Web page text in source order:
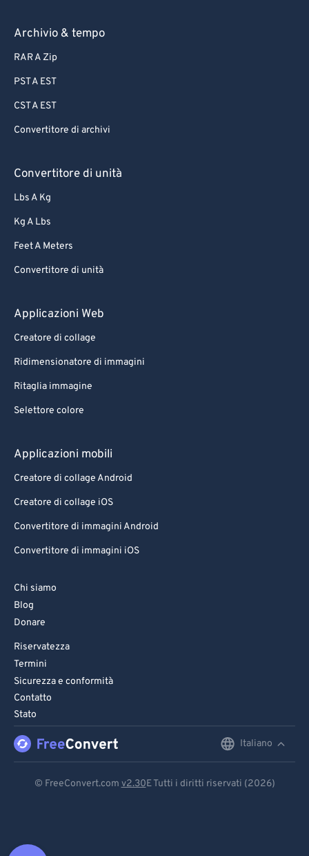
Archivio & tempo
RAR A Zip
PST A EST
CST A EST
Convertitore di archivi
Convertitore di unità
Lbs A Kg
Kg A Lbs
Feet A Meters
Convertitore di unità
Applicazioni Web
Creatore di collage
Ridimensionatore di immagini
Ritaglia immagine
Selettore colore
Applicazioni mobili
Creatore di collage Android
Creatore di collage iOS
Convertitore di immagini Android
Convertitore di immagini iOS
Chi siamo
Blog
Donare
Riservatezza
Termini
Sicurezza e conformità
Contatto
Stato
Italiano
© FreeConvert.com v2.30E Tutti i diritti riservati (2026)